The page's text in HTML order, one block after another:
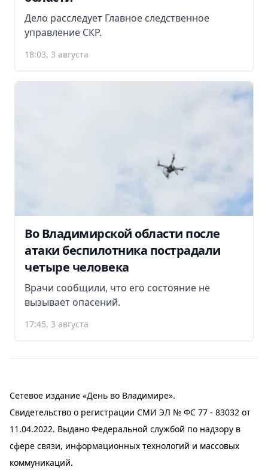
Дело расследует Главное следственное
управление СКР.
18:03, 3 августа
Во Владимирской области после
атаки беспилотника пострадали
четыре человека
Врачи сообщили, что его состояние не
вызывает опасений.
17:45, 3 августа
Сетевое издание «День во Владимире».
Свидетельство о регистрации СМИ ЭЛ № ФС 77 - 83032 от
11.04.2022. Выдано Федеральной службой по надзору в
сфере связи, информационных технологий и массовых
коммуникаций.